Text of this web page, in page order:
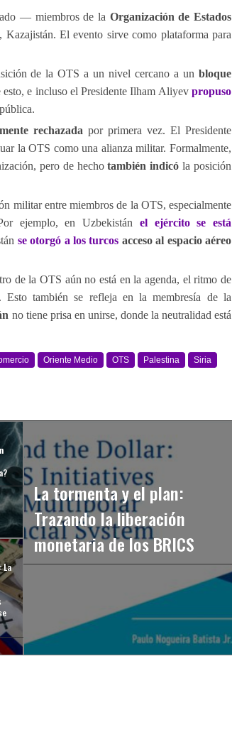
— miembros de la Organización de Estados
El evento sirve como plataforma para
de la OTS a un nivel cercano a un bloque
e incluso el Presidente Ilham Aliyev propuso
rechazada por primera vez. El Presidente
la OTS como una alianza militar. Formalmente,
pero de hechotambién indicó la posición
militar entre miembros de la OTS, especialmente
ejemplo, en Uzbekistán el ejército se está
se otorgó a los turcos acceso al espacio aéreo
de la OTS aún no está en la agenda, el ritmo de
Esto también se refleja en la membresía de la
no tiene prisa en unirse, donde la neutralidad está
Oriente Medio OTS Palestina Siria
La
La tormenta y el plan:
Trazando la liberación
monetaria de los BRICS